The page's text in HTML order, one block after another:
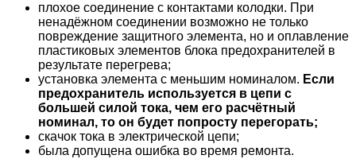
плохое соединение с контактами колодки. При
ненадёжном соединении возможно не только
повреждение защитного элемента, но и оплавление
пластиковых элементов блока предохранителей в
результате перегрева;
установка элемента с меньшим номиналом. Если
предохранитель используется в цепи с
большей силой тока, чем его расчётный
номинал, то он будет попросту перегорать;
скачок тока в электрической цепи;
была допущена ошибка во время ремонта.